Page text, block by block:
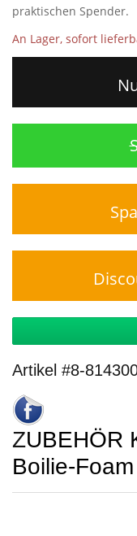
praktischen Spender.
An Lager, sofort
Artikel #8-
ZUBEHÖR KARPFEN PVA,
Boilie-